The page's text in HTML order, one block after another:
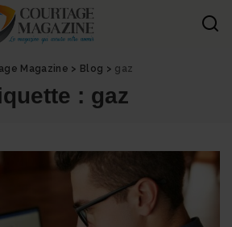
des cookies
Magazine > Blog > gaz
: gaz